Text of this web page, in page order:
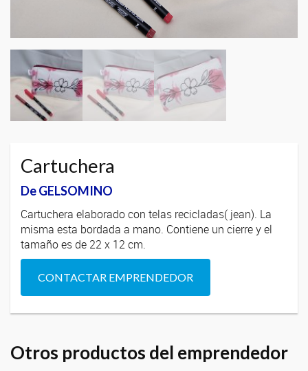
Cartuchera
De GELSOMINO
Cartuchera elaborado con telas recicladas( jean). La
misma esta bordada a mano. Contiene un cierre y el
tamaño es de 22 x 12 cm.
CONTACTAR EMPRENDEDOR
Otros productos del emprendedor